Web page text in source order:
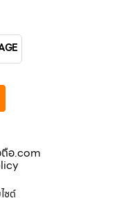
อ.com
ซต์